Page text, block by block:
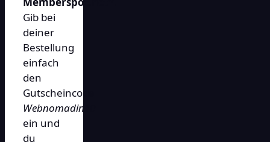
Gib bei
deiner
Bestellung
einfach
den
Gutscheincode
Webnomadin10
ein und
du